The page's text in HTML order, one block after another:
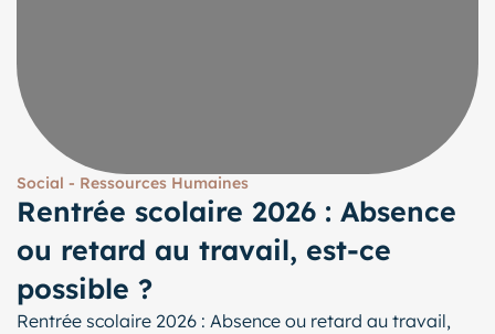
Social - Ressources Humaines
Rentrée scolaire 2026 : Absence
ou retard au travail, est-ce
possible ?
Rentrée scolaire 2026 : Absence ou retard au travail,